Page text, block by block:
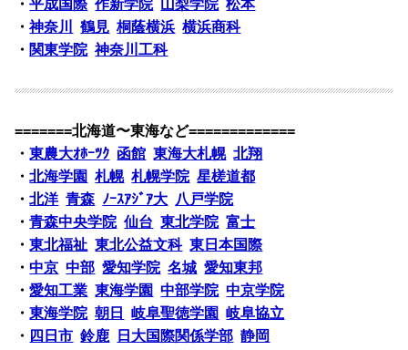
・平成国際 作新学院 山梨学院 松本
・神奈川 鶴見 桐蔭横浜 横浜商科
・ 関東学院 神奈川工科
=======北海道〜東海など=============
・東農大ｵﾎｰﾂｸ 函館 東海大札幌 北翔
・北海学園 札幌 札幌学院 星槎道都
・北洋 青森 ﾉｰｽｱｼﾞｱ大 八戸学院
・青森中央学院 仙台 東北学院 富士
・東北福祉 東北公益文科 東日本国際
・中京 中部 愛知学院 名城 愛知東邦
・愛知工業 東海学園 中部学院 中京学院
・東海学院 朝日 岐阜聖徳学園
岐阜協立
・ 四日市 鈴鹿 日大国際関係学部 静岡